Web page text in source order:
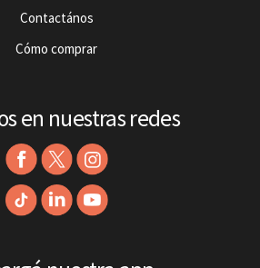
Contactános
Cómo comprar
en nuestras redes